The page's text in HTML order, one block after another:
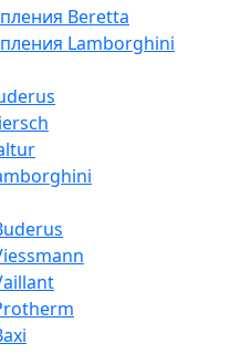
Beretta
Lamborghini